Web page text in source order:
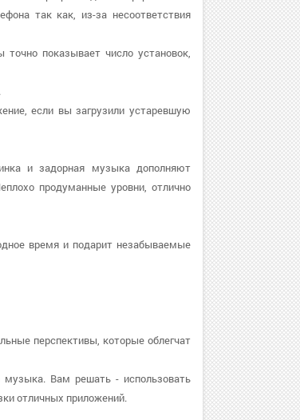
так как, из-за несоответствия
показывает число установок,
если вы загрузили устаревшую
и задорная музыка дополняют
продуманные уровни, отлично
время и подарит незабываемые
перспективы, которые облегчат
музыка. Вам решать - использовать
отличных приложений.